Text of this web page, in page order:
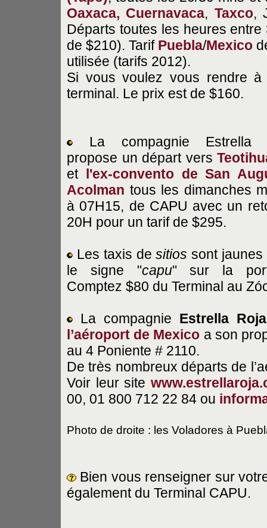
Oaxaca, Cuernavaca, Taxco,
Départs toutes les heures
de $210). Tarif Puebla/Mexico
utilisée (tarifs 2012).
Si vous voulez vous rendre
terminal. Le prix est de $160.
La compagnie Estrella
propose un départ vers
et l'ex-convento de San
Acolman tous les dimanches
à 07H15, de CAPU avec un
20H pour un tarif de $295.
Les taxis desitios sont jaunes
le signe "capu" sur la
Comptez $80 du Terminal au
La compagnie Estrella Roja
l’aéroport de Mexico a son
au 4 Poniente # 2110.
De très nombreux départs de
Voir leur site
00, 01 800 712 22 84 ou
Photo de droite : les Voladores à
Bien vous renseigner sur
également du Terminal CAPU.